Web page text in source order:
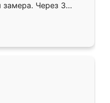
замера. Через 3
готова. Остались
Ренессанс
работу!